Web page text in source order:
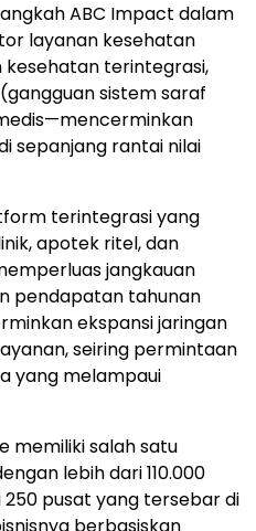
ABC Impact dalam
layanan kesehatan
terintegrasi,
sistem saraf
sepanjang rantai nilai
terintegrasi yang
apotek ritel, dan
jangkauan
pendapatan tahunan
ekspansi jaringan
seiring permintaan
yang melampaui
memiliki salah satu
lebih dari 110.000
pusat yang tersebar di